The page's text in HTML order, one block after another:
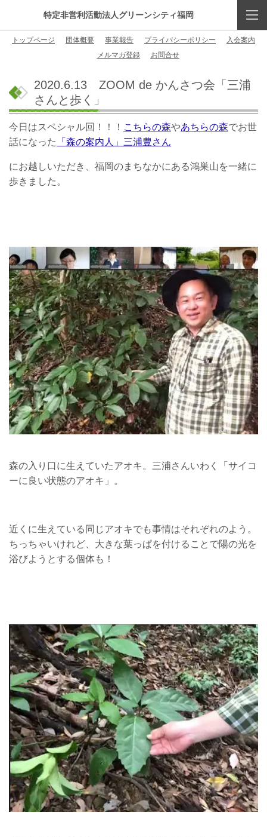
特定非営利活動法人グリーンシティ福岡
トップページ 団体概要 事業報告 プライバシーポリシー
入会案内
メルマガ登録
お問合せ
2020.6.13 ZOOM de かんさつ会「三浦
さんと歩く」
今日はスペシャル回！！！ こちらの森やあちらの森でお世
話になった
「森の案内人」三浦豊さん
にお越しいただき、福岡のまちなかにある鴻巣山を一緒に
歩きました。
森の入り口に生えていたアオキ。三浦さんいわく「サイコ
ーに良い状態のアオキ」。
近くに生えている同じアオキでも事情はそれぞれのよう。
ちっちゃいけれど、大きな葉っぱを付けることで陽の光を
浴びようとする個体も！